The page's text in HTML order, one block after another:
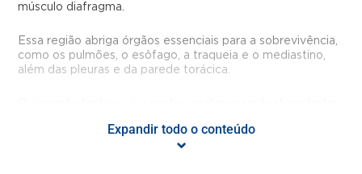
músculo diafragma.
Essa região abriga órgãos essenciais para a sobrevivência,
como os pulmões, o esôfago, a traqueia e o mediastino,
além das pleuras e da parede torácica.
casos que envolvem desde traumatismos torácicos até
doenças oncológicas e funcionais, como a hiperidrose
Expandir todo o conteúdo